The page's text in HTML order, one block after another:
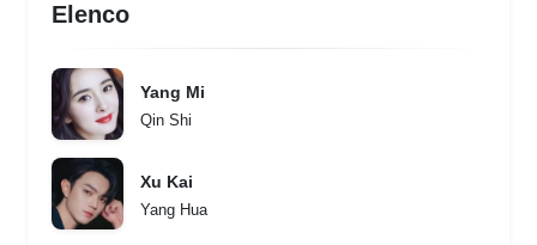
Elenco
Yang Mi
Qin Shi
Xu Kai
Yang Hua